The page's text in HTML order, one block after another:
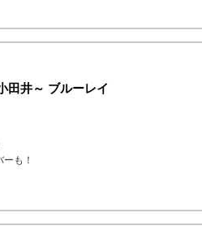
田井～ ブルーレイ
も！